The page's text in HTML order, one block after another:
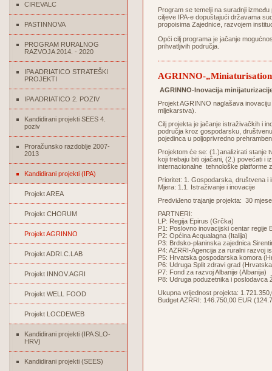
CIREVALC
PASTINNOVA
PROGRAM RURALNOG
RAZVOJA 2014. - 2020
IPA ADRIATICO STRATEŠKI
PROJEKTI
IPA ADRIATICO 2. POZIV
Kandidirani projekti SEES 4.
poziv
Proračunsko razdoblje 2007-
2013
Kandidirani projekti (IPA)
Projekt AREA
Projekt CHORUM
Projekt AGRINNO
Projekt ADRI.C.LAB
Projekt INNOV.AGRI
Projekt WELL FOOD
Projekt LOCDEWEB
Kandidirani projekti (IPA SLO-
HRV)
Kandidirani projekti (SEES)
Program se temelji na suradnji
ciljeve IPA-e dopuštajući državama
propoisima Zajednice, razvojem
Opći cilj programa je jačanje
prihvatljivih područja.
AGRINNO-
AGRINNO-Inovacija
Projekt AGRINNO naglašava
mljekarstva).
Cilj projekta je jačanje istraživačkih i
područja kroz gospodarsku,
pojedinca u poljoprivredno
Projektom će se: (1.)analizirati stanje
koji trebaju biti ojačani, (2.) povećati i
internacionalne tehnološke platforme
Prioritet: 1. Gospodarska, društvena i
Mjera: 1.1. Istraživanje i inovacije
Predviđeno trajanje projekta: 30
PARTNERI:
LP: Regija Epirus (Grčka)
P1: Poslovno inovacijski centar regije
P2: Općina Acqualagna (Italija)
P3: Brdsko-planinska zajednica
P4: AZRRI-Agencija za ruralni razvoj
P5: Hrvatska gospodarska komora
P6: Udruga Split zdravi grad
P7: Fond za razvoj Albanije (Albanija)
P8: Udruga poduzetnika i poslodavca
Ukupna vrijednost projekta:
Budget AZRRI: 146.750,00 EUR